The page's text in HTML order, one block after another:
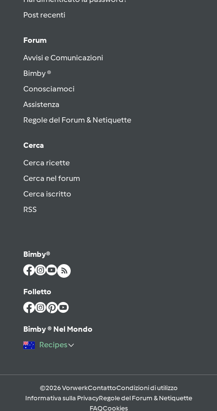
Post recenti
Forum
Avvisi e Comunicazioni
Bimby ®
Conosciamoci
Assistenza
Regole del Forum & Netiquette
Cerca
Cerca ricette
Cerca nel forum
Cerca iscritto
RSS
Bimby®
Folletto
Bimby ® Nel Mondo
Recipes
©2026 VorwerkContattoCondizioni di utilizzo
Informativa sulla PrivacyRegole del Forum & Netiquette
FAQCookies